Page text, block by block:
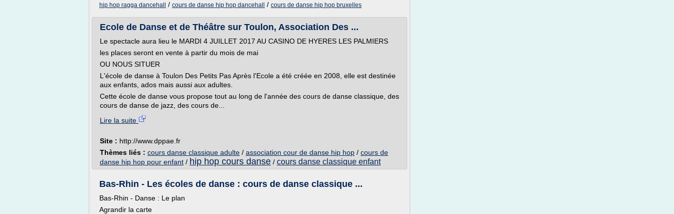
hip hop ragga dancehall
/ cours de danse hip hop dancehall / cours de danse hip hop bruxelles
Ecole de Danse et de Théâtre sur Toulon, Association Des ...
Le spectacle aura lieu le MARDI 4 JUILLET 2017 AU CASINO DE HYERES LES PALMIERS
les places seront en vente à partir du mois de mai
OU NOUS SITUER
L'école de danse à Toulon Des Petits Pas Après l'Ecole a été créée en 2008, elle est destinée
aux enfants, ados mais aussi aux adultes.
Cette école de danse vous propose tout au long de l'année des cours de danse classique, des
cours de danse de jazz, des cours de...
Lire la suite
Site : http://www.dppae.fr
Thèmes liés : cours danse classique adulte / association cour de danse hip hop / cours de
danse hip hop pour enfant / hip hop cours danse / cours danse classique enfant
Bas-Rhin - Les écoles de danse : cours de danse classique ...
Bas-Rhin - Danse : Le plan
Agrandir la carte